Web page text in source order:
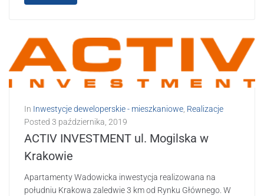
In Inwestycje deweloperskie - mieszkaniowe, Realizacje
Posted 3 października, 2019
ACTIV INVESTMENT ul. Mogilska w
Krakowie
Apartamenty Wadowicka inwestycja realizowana na
południu Krakowa zaledwie 3 km od Rynku Głównego. W